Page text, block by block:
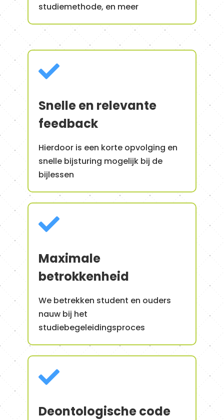
studiemethode, en meer

Snelle en relevante
feedback
Hierdoor is een korte opvolging en
snelle bijsturing mogelijk bij de
bijlessen

Maximale
betrokkenheid
We betrekken student en ouders
nauw bij het
studiebegeleidingsproces

Deontologische code